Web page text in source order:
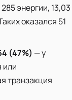
энергии, 13,03
оказался 51
(47%) — у
или
транзакция